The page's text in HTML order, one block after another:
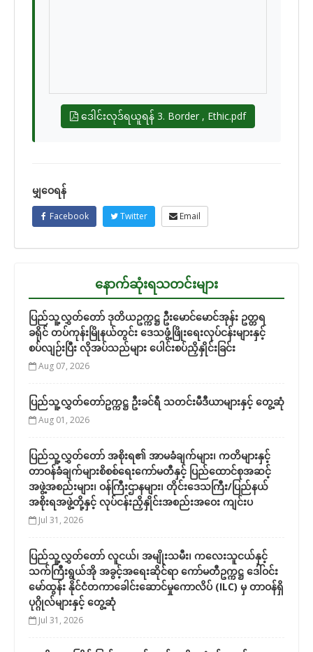
ဒေါင်းလုဒ်ရယူရန် 3. Border , Ethic.pdf
မျှဝေရန်
Facebook Twitter Email
နောက်ဆုံးရသတင်းများ
ပြည်သူ့လွှတ်တော် ဒုတိယဥက္ကဋ္ဌ ဦးမောင်မောင်အုန်း ဥတ္တရ
ခရိုင် တပ်ကုန်းမြိုနယ်တွင်း ဒေသဖွံ့ဖြိုးရေးလုပ်ငန်းများနှင့်
စပ်လျဉ်းပြီး လိုအပ်သည်များ ပေါင်းစပ်ညှိနှိုင်းခြင်း
Aug 07, 2026
ပြည်သူ့လွှတ်တော်ဥက္ကဋ္ဌ ဦးခင်ရီ သတင်းမီဒီယာများနှင့် တွေ့ဆုံ
Aug 01, 2026
ပြည်သူ့လွှတ်တော် အစိုးရ၏ အာမခံချက်များ၊ ကတိများနှင့်
တာဝန်ခံချက်များစိစစ်ရေးကော်မတီနှင့် ပြည်ထောင်စုအဆင့်
အဖွဲ့အစည်းများ၊ ဝန်ကြီးဌာနများ၊ တိုင်းဒေသကြီး/ပြည်နယ်
အစိုးရအဖွဲ့တို့နှင့် လုပ်ငန်းညှိနှိုင်းအစည်းအဝေး ကျင်းပ
Jul 31, 2026
ပြည်သူ့လွှတ်တော် လူငယ်၊ အမျိုးသမီး၊ ကလေးသူငယ်နှင့်
သက်ကြီးရွယ်အို အခွင့်အရေးဆိုင်ရာ ကော်မတီဥက္ကဋ္ဌ ဒေါ်ဝင်း
မော်ထွန်း နိုင်ငံတကာခေါင်းဆောင်မှုကောလိပ် (ILC) မှ တာဝန်ရှိ
ပုဂ္ဂိုလ်များနှင့် တွေ့ဆုံ
Jul 31, 2026